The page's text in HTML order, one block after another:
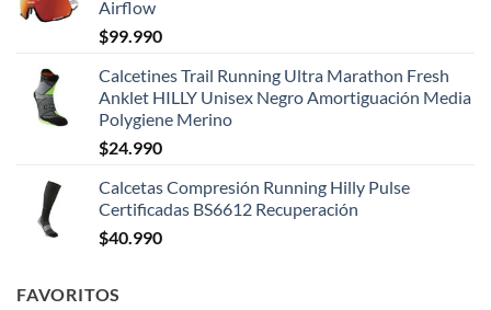
Airflow
$99.990
Calcetines Trail Running Ultra Marathon Fresh
Anklet HILLY Unisex Negro Amortiguación Media
Polygiene Merino
$24.990
Calcetas Compresión Running Hilly Pulse
Certificadas BS6612 Recuperación
$40.990
FAVORITOS